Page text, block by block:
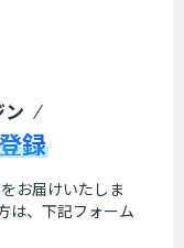
ン
録
お届けいたしま
は、下記フォーム